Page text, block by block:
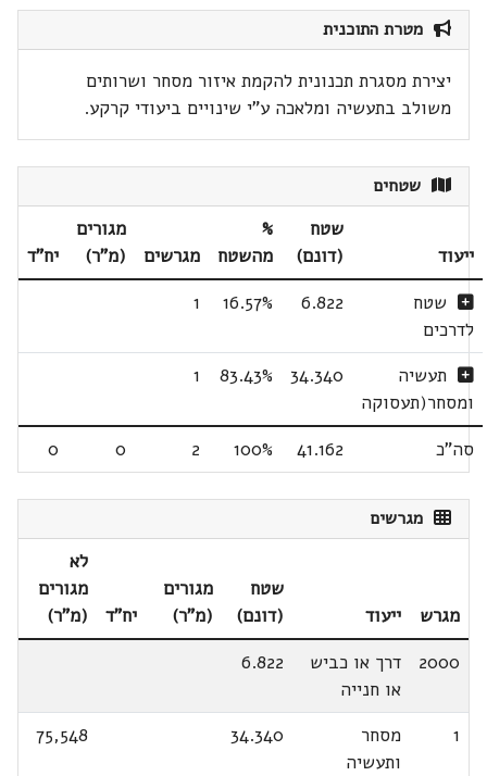
מטרת התוכנית
יצירת מסגרת תכנונית להקמת איזור מסחר ושרותים
משולב בתעשיה ומלאכה ע"י שינויים ביעודי קרקע.
שטחים
ייעוד
שטח
(דונם)
%
מהשטח
מגרשים
מגורים
(מ"ר)
יח"ד
שטח
לדרכים
6.822
16.57%
1
תעשיה
ומסחר(תעסוקה
34.340
83.43%
1
סה"כ 41.162
100%
2
0
0
מגרשים
מגרש ייעוד
שטח
(דונם)
מגורים
(מ"ר)
יח"ד
לא
מגורים
(מ"ר)
2000
דרך או כביש
או חנייה
6.822
1
מסחר
ותעשיה
34.340
75,548